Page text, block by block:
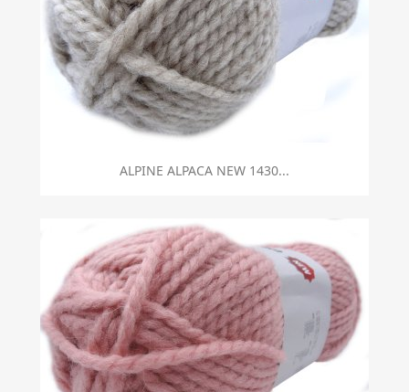
ALPINE ALPACA NEW 1430...